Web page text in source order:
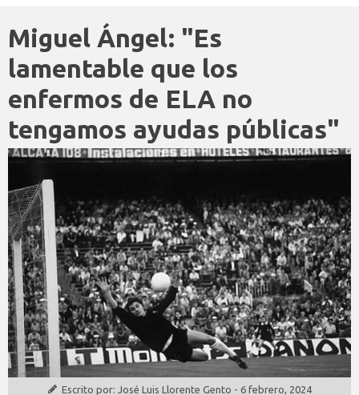
Miguel Ángel: "Es
lamentable que los
enfermos de ELA no
tengamos ayudas públicas"
Escrito por: José Luis Llorente Gento - 6 febrero, 2024